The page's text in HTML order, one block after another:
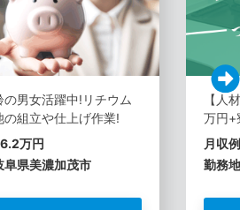
の男女活躍中!リチウム
の組立や仕上げ作業!
万円
阜県美濃加茂市
【人
万円+
月収
勤務